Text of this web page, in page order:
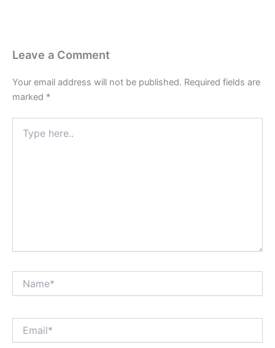
Leave a Comment
Your email address will not be published. Required fields are
marked *
here..